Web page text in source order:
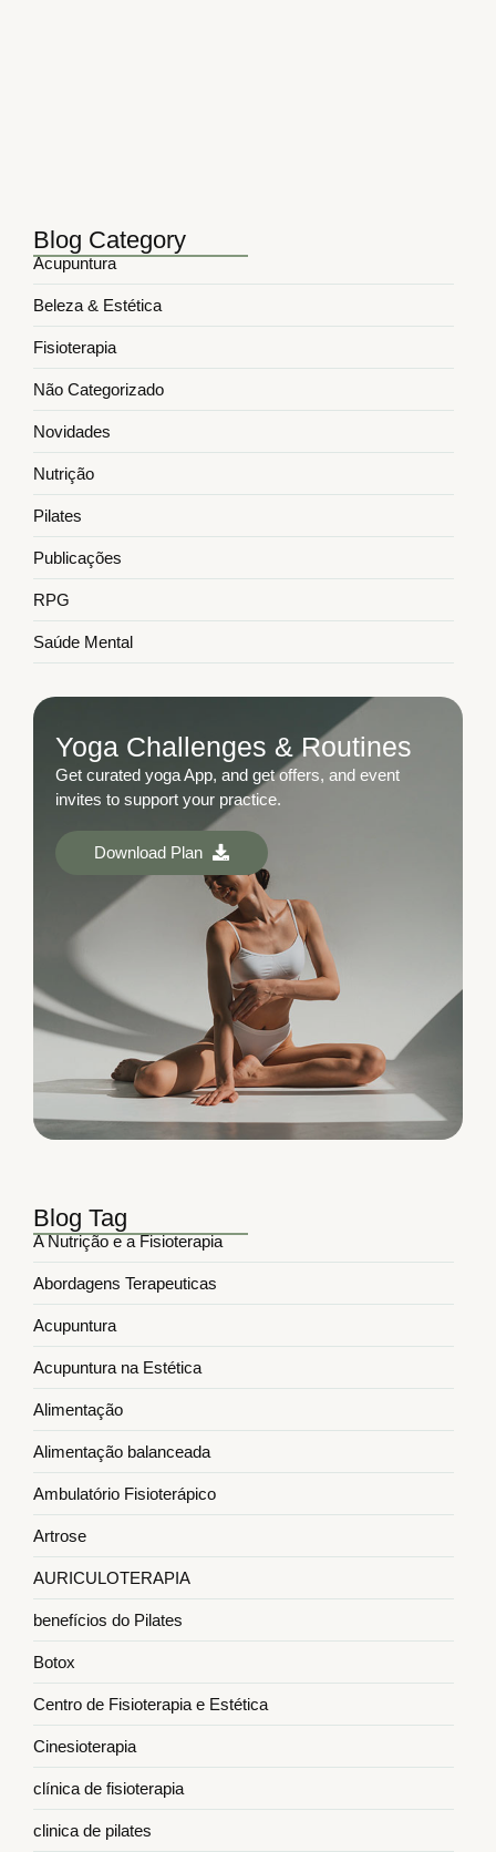
Blog Category
Acupuntura
Beleza & Estética
Fisioterapia
Não Categorizado
Novidades
Nutrição
Pilates
Publicações
RPG
Saúde Mental
Yoga Challenges & Routines
Get curated yoga App, and get offers, and event
invites to support your practice.
Download Plan
Blog Tag
A Nutrição e a Fisioterapia
Abordagens Terapeuticas
Acupuntura
Acupuntura na Estética
Alimentação
Alimentação balanceada
Ambulatório Fisioterápico
Artrose
AURICULOTERAPIA
benefícios do Pilates
Botox
Centro de Fisioterapia e Estética
Cinesioterapia
clínica de fisioterapia
clinica de pilates